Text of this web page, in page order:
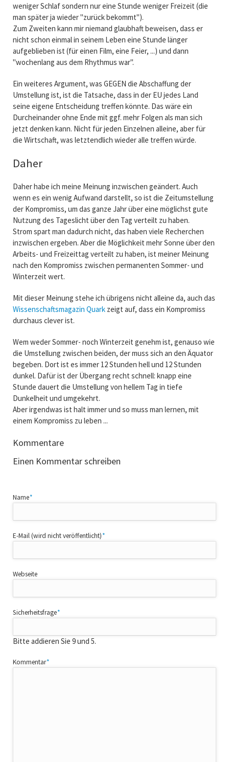
weniger Schlaf sondern nur eine Stunde weniger Freizeit (die
man später ja wieder "zurück bekommt").
Zum Zweiten kann mir niemand glaubhaft beweisen, dass er
nicht schon einmal in seinem Leben eine Stunde länger
aufgeblieben ist (für einen Film, eine Feier, ...) und dann
"wochenlang aus dem Rhythmus war".
Ein weiteres Argument, was GEGEN die Abschaffung der
Umstellung ist, ist die Tatsache, dass in der EU jedes Land
seine eigene Entscheidung treffen könnte. Das wäre ein
Durcheinander ohne Ende mit ggf. mehr Folgen als man sich
jetzt denken kann. Nicht für jeden Einzelnen alleine, aber für
die Wirtschaft, was letztendlich wieder alle treffen würde.
Daher
Daher habe ich meine Meinung inzwischen geändert. Auch
wenn es ein wenig Aufwand darstellt, so ist die Zeitumstellung
der Kompromiss, um das ganze Jahr über eine möglichst gute
Nutzung des Tageslicht über den Tag verteilt zu haben.
Strom spart man dadurch nicht, das haben viele Recherchen
inzwischen ergeben. Aber die Möglichkeit mehr Sonne über den
Arbeits- und Freizeittag verteilt zu haben, ist meiner Meinung
nach den Kompromiss zwischen permanenten Sommer- und
Winterzeit wert.
Mit dieser Meinung stehe ich übrigens nicht alleine da, auch das
Wissenschaftsmagazin Quarkzeigt auf, dass ein Kompromiss
durchaus clever ist.
Wem weder Sommer- noch Winterzeit genehm ist, genauso wie
die Umstellung zwischen beiden, der muss sich an den Äquator
begeben. Dort ist es immer 12 Stunden hell und 12 Stunden
dunkel. Dafür ist der Übergang recht schnell: knapp eine
Stunde dauert die Umstellung von hellem Tag in tiefe
Dunkelheit und umgekehrt.
Aber irgendwas ist halt immer und so muss man lernen, mit
einem Kompromiss zu leben ...
Kommentare
Einen Kommentar schreiben
Pflichtfeld
Name*
Pflichtfeld
E-Mail (wird nicht veröffentlicht)*
Webseite
Pflichtfeld
Sicherheitsfrage*
Bitte addieren Sie 9 und 5.
Pflichtfeld
Kommentar*